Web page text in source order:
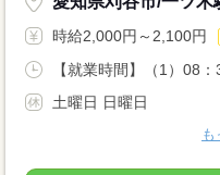
時給2,000円～2,100円
【就業時間】（1）08
土曜日 日曜日
も